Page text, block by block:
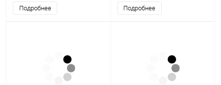
Подробнее Подробнее